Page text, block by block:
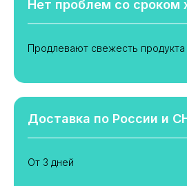
Нет проблем со сроком
Продлевают свежесть продукта
Доставка по России и
От 3 дней